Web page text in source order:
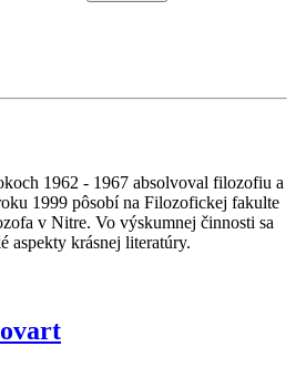
1962 - 1967 absolvoval filozofiu a
1999 pôsobí na Filozofickej fakulte
v Nitre. Vo výskumnej činnosti sa
aspekty krásnej literatúry.